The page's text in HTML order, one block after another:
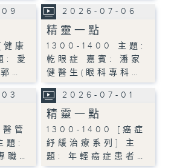
康
: 愛
…
2026-07-06
精靈一點
1300-1400 主題:
乾眼症 嘉賓: 潘家
健醫生(眼科專科…
管
題:
職…
2026-07-01
精靈一點
1300-1400 [癌症
紓緩治療系列] 主
題: 年輕癌症患者…